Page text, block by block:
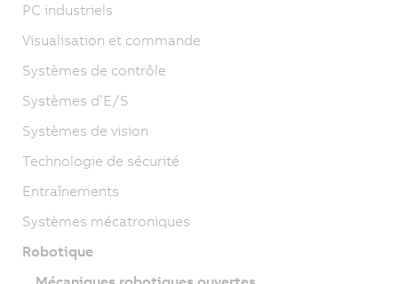
PC industriels
Visualisation et commande
Systèmes de contrôle
Systèmes d’E/S
Systèmes de vision
Technologie de sécurité
Entraînements
Systèmes mécatroniques
Robotique